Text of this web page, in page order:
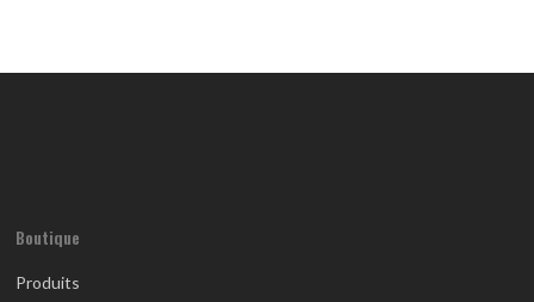
Boutique
Produits